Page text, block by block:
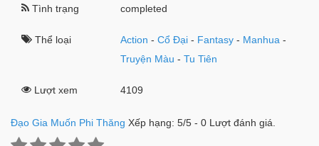
Tình trạng completed
Thể loại Action -Cổ Đại - Fantasy - Manhua -
Truyện Màu -Tu Tiên
Lượt xem 4109
Đạo Gia Muốn Phi Thăng Xếp hạng: 5/5 - 0 Lượt đánh giá.